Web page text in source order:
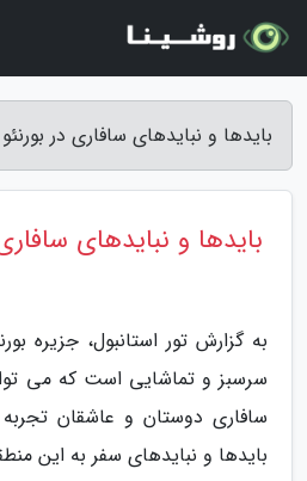
بایدها و نبایدهای سافاری در
بایدها و نبایدهای
به گزارش تور استانبول، جزیره
سرسبز و تماشایی است که می
سافاری دوستان و عاشقان
بایدها و نبایدهای سفر به این